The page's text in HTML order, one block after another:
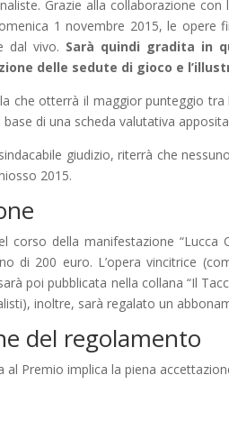
Grazie alla collaborazione
1 novembre 2015, le opere
dal vivo. Sarà quindi gradita in
delle sedute di gioco e
che otterrà il maggior punteggio
base di una scheda valutativa
giudizio, riterrà che
2015.
corso della manifestazione
di 200 euro. L’opera vincitrice
poi pubblicata nella collana “Il
inoltre, sarà regalato un
del regolamento
al Premio implica la piena